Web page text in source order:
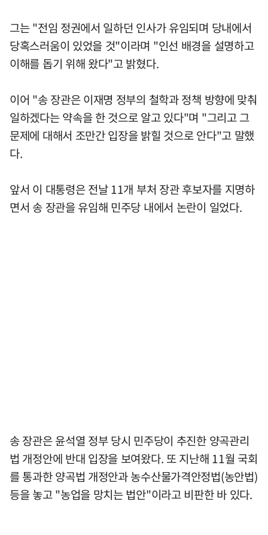
그는 "전임 정권에서 일하던 인사가 유임되며 당내에서
당혹스러움이 있었을 것"이라며 "인선 배경을 설명하고
이해를 돕기 위해 왔다"고 밝혔다.
이어 "송 장관은 이재명 정부의 철학과 정책 방향에 맞춰
일하겠다는 약속을 한 것으로 알고 있다"며 "그리고 그
문제에 대해서 조만간 입장을 밝힐 것으로 안다"고 말했
다.
앞서 이 대통령은 전날 11개 부처 장관 후보자를 지명하
면서 송 장관을 유임해 민주당 내에서 논란이 일었다.
송 장관은 윤석열 정부 당시 민주당이 추진한 양곡관리
법 개정안에 반대 입장을 보여왔다. 또 지난해 11월 국회
를 통과한 양곡법 개정안과 농수산물가격안정법(농안법)
등을 놓고 "농업을 망치는 법안"이라고 비판한 바 있다.